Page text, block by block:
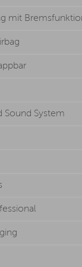
mit
Sound System